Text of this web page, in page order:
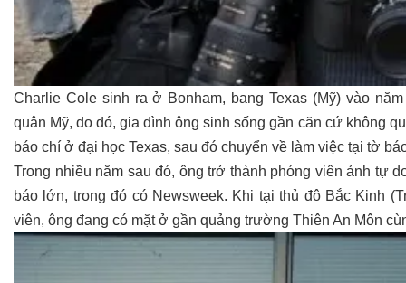
Charlie Cole sinh ra ở Bonham, bang Texas (Mỹ) vào
quân Mỹ, do đó, gia đình ông sinh sống gần căn cứ không
báo chí ở đại học Texas, sau đó chuyển về làm việc tại tờ
Trong nhiều năm sau đó, ông trở thành phóng viên ảnh tự
báo lớn, trong đó có Newsweek. Khi tại thủ đô Bắc Kinh
viên, ông đang có mặt ở gần quảng trường Thiên An Môn